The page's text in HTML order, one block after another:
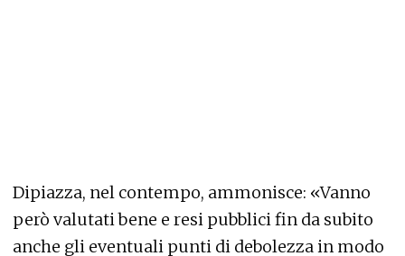
Dipiazza, nel contempo, ammonisce: «Vanno
però valutati bene e resi pubblici fin da subito
anche gli eventuali punti di debolezza in modo